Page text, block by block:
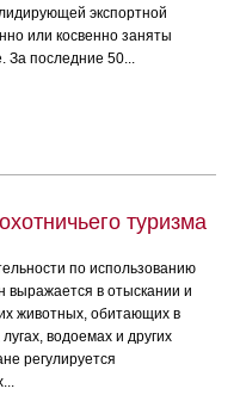
экспортной
или косвенно заняты
За последние 50...
туризма
по использованию
выражается в отыскании и
животных, обитающих в
водоемах и других
регулируется